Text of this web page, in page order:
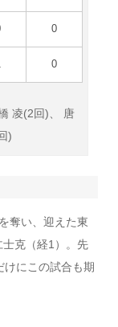
0
0
凌(2回)、 唐
)
奪い、迎えた東
克（経1）。先
けにこの試合も期